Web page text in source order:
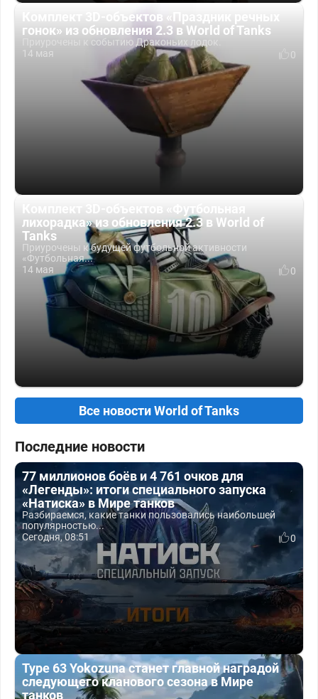
Комплект 3D-объектов «Праздник речных
гонок» из обновления 2.3 в World of Tanks
Приурочены к событию Драконьих лодок.
14 мая
0
Комплект 3D-объектов «Футбольная
лихорадка» из обновления 2.3 в World of
Tanks
Приурочены к будущей футбольной активности
«Футбольная...
14 мая
0
Все новости World of Tanks
Последние новости
77 миллионов боёв и 4 761 очков для
«Легенды»: итоги специального запуска
«Натиска» в Мире танков
Разбираемся, какие танки пользовались наибольшей
популярностью...
Сегодня, 08:51
0
Type 63 Yokozuna станет главной наградой
следующего кланового сезона в Мире
танков